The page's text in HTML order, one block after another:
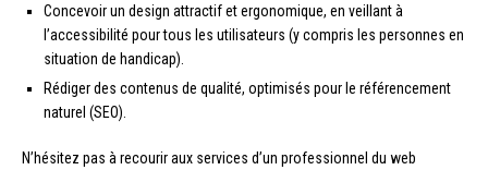
Concevoir un design attractif et ergonomique, en veillant à
l’accessibilité pour tous les utilisateurs (y compris les personnes en
situation de handicap).
Rédiger des contenus de qualité, optimisés pour le référencement
naturel (SEO).
N’hésitez pas à recourir aux services d’un professionnel du web